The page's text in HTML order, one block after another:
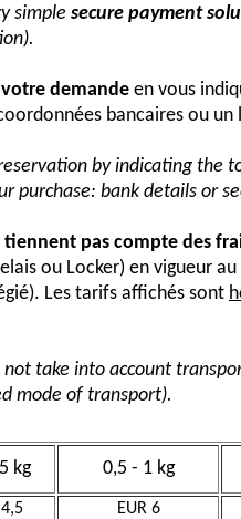
simple secure payment
demande en vous
bancaires ou
by indicating the
purchase: bank details or
tiennent pas compte des
ou Locker) en vigueur
Les tarifs affichés sont
not take into account
mode of transport).
kg 0,5 - 1 kg
4,5 EUR 6